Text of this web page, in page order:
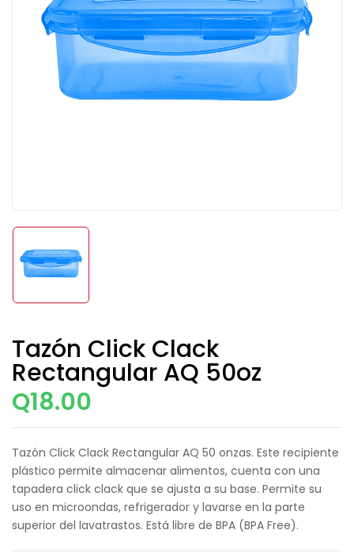
Tazón Click Clack
Rectangular AQ 50oz
Q18.00
Tazón Click Clack Rectangular AQ 50 onzas. Este recipiente
plástico permite almacenar alimentos, cuenta con una
tapadera click clack que se ajusta a su base. Permite su
uso en microondas, refrigerador y lavarse en la parte
superior del lavatrastos. Está libre de BPA (BPA Free).